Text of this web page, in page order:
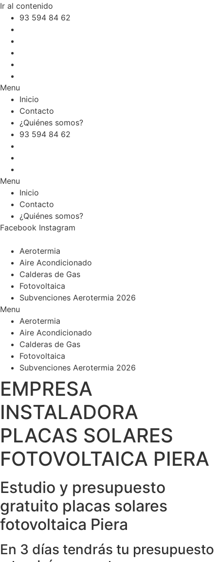
Ir al contenido
93 594 84 62
Menu
Inicio
Contacto
¿Quiénes somos?
93 594 84 62
Menu
Inicio
Contacto
¿Quiénes somos?
Facebook Instagram
Aerotermia
Aire Acondicionado
Calderas de Gas
Fotovoltaica
Subvenciones Aerotermia 2026
Menu
Aerotermia
Aire Acondicionado
Calderas de Gas
Fotovoltaica
Subvenciones Aerotermia 2026
EMPRESA
INSTALADORA
PLACAS SOLARES
FOTOVOLTAICA PIERA
Estudio y presupuesto
gratuito placas solares
fotovoltaica Piera
En 3 días tendrás tu presupuesto